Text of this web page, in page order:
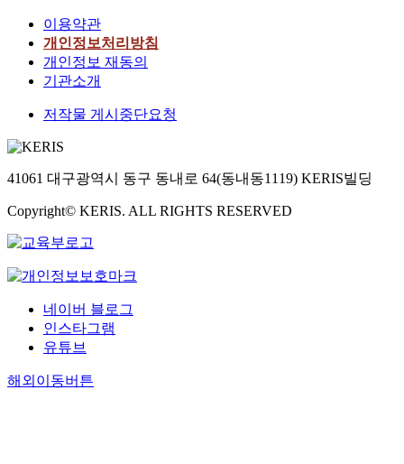
이용약관
개인정보처리방침
개인정보 재동의
기관소개
저작물 게시중단요청
41061 대구광역시 동구 동내로 64(동내동1119) KERIS빌딩
Copyright© KERIS. ALL RIGHTS RESERVED
네이버 블로그
인스타그램
유튜브
해외이동버튼